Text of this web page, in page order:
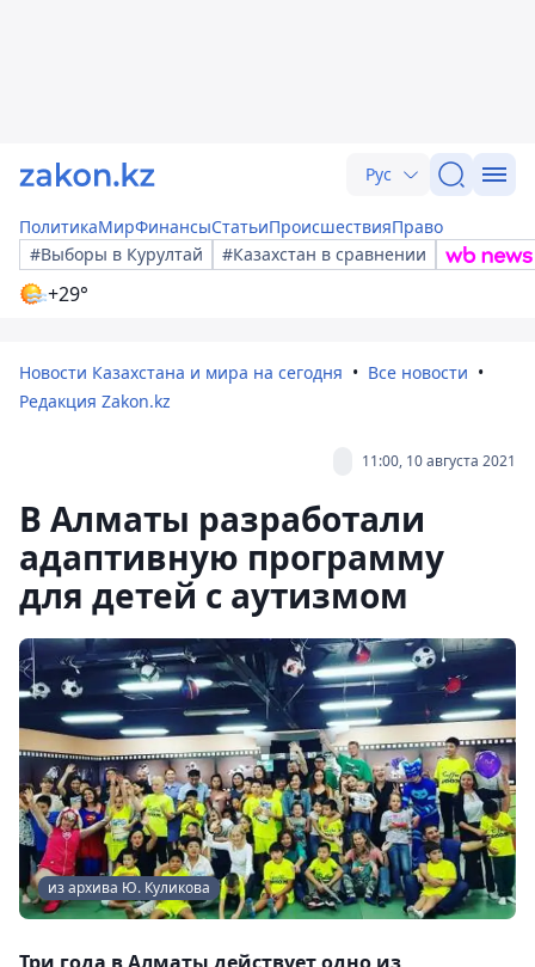
Рус
ПолитикаМирФинансыСтатьиПроисшествияПраво
#Выборы в Курултай
#Казахстан в сравнении
+29°
Новости Казахстана и мира на сегодня
Все новости
Редакция Zakon.kz
11:00, 10 августа 2021
В Алматы разработали
адаптивную программу
для детей с аутизмом
из архива Ю. Куликова